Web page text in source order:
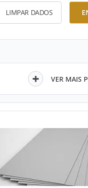
LIMPAR DADOS
VER MAIS